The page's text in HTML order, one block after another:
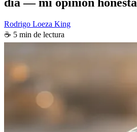
Rodrigo Loeza King
☕ 5 min de lectura